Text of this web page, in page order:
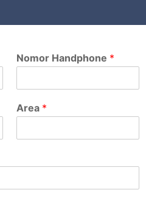
Nomor Handphone *
Area *